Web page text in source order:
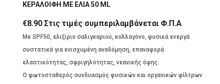
ΚΕΡΑΛΟΙΦΗ ΜΕ ΕΛΙΑ 50 ML
€8.90 Στις τιμές συμπεριλαμβάνεται Φ.Π.Α
Mε SPF50, ελιξίριο σαλιγκαριού, κολλαγόνο, φυσικά ενεργά
συστατικά για ενισχυμένη αναδόμηση, επαναφορά
ελαστικότητας, σφριγηλότητας, νεανικής όψης.
O φωτοσταθερός συνδυασμός φυσικών και οργανικών φίλτρων